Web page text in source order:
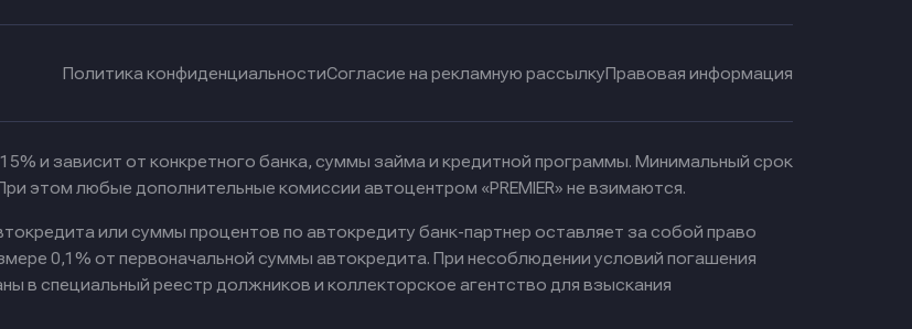
Политика конфиденциальностиСогласие на рекламную рассылкуПравовая информация
и зависит от конкретного банка, суммы займа и кредитной программы. Минимальный срок
этом любые дополнительные комиссии автоцентром «PREMIER» не взимаются.
или суммы процентов по автокредиту банк-партнер оставляет за собой право
0,1% от первоначальной суммы автокредита. При несоблюдении условий погашения
в специальный реестр должников и коллекторское агентство для взыскания